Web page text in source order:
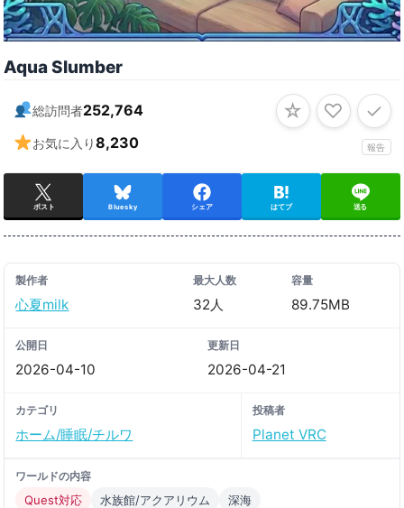
Aqua Slumber
総訪問者252,764
お気に入り8,230 報告
☆ ♡ ✓
ポスト Bluesky シェア はてブ 送る
製作者
心夏milk
最大人数
32人
容量
89.75MB
公開日
2026-04-10
更新日
2026-04-21
カテゴリ
ホーム/睡眠/チルワ
投稿者
Planet VRC
ワールドの内容
Quest対応 水族館/アクアリウム 深海